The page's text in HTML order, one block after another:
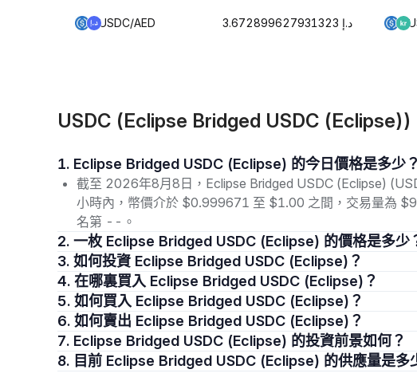
USDC/AED د.إ 3.672899627931323
USDC (Eclipse Bridged USDC (Eclipse))
1. Eclipse Bridged USDC (Eclipse) 的今日價格是多少？
截至 2026年8月8日，Eclipse Bridged USDC (Eclipse)
小時內，幣價介於 $0.999671 至 $1.00 之間，交易量為
名第 --。
2. 一枚 Eclipse Bridged USDC (Eclipse) 的價格是多少
3. 如何投資 Eclipse Bridged USDC (Eclipse)？
4. 在哪裏買入 Eclipse Bridged USDC (Eclipse)？
5. 如何買入 Eclipse Bridged USDC (Eclipse)？
6. 如何賣出 Eclipse Bridged USDC (Eclipse)？
7. Eclipse Bridged USDC (Eclipse) 的投資前景如何？
8. 目前 Eclipse Bridged USDC (Eclipse) 的供應量是多